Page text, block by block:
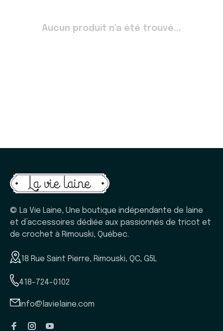
Aucun produit n'a été trouvé...
© La Vie Laine, Une boutique indépendante de laine
et d’accessoires dédiée aux passionnés de tricot et
de crochet à Rimouski, Québec.
18 Rue Saint Pierre, Rimouski, QC, G5L
418-724-0102
info@lavielaine.com